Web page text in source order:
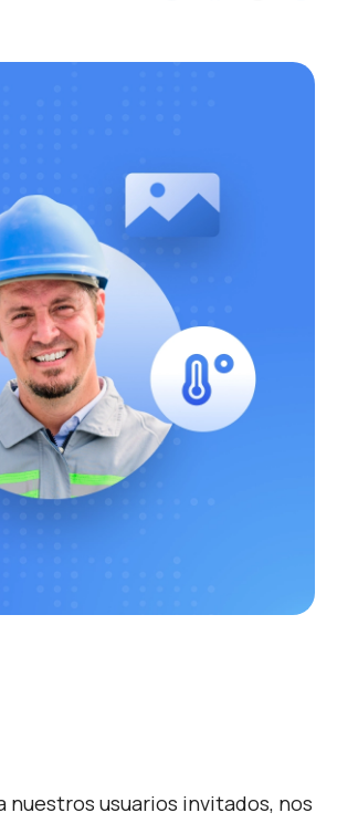
usuarios invitados, nos